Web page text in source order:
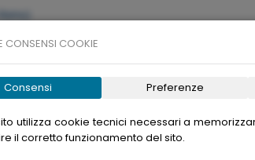
CONSENSI COOKIE
Consensi Preferenze
utilizza cookie tecnici necessari a
il corretto funzionamento del sito.
Via del Collegio)